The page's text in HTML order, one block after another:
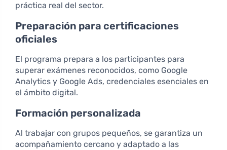
práctica real del sector.
Preparación para certificaciones
oficiales
El programa prepara a los participantes para
superar exámenes reconocidos, como Google
Analytics y Google Ads, credenciales esenciales en
el ámbito digital.
Formación personalizada
Al trabajar con grupos pequeños, se garantiza un
acompañamiento cercano y adaptado a las